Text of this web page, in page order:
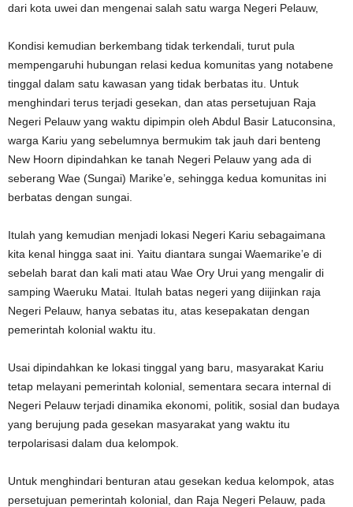
dari kota uwei dan mengenai salah satu warga Negeri Pelauw,
Kondisi kemudian berkembang tidak terkendali, turut pula
mempengaruhi hubungan relasi kedua komunitas yang notabene
tinggal dalam satu kawasan yang tidak berbatas itu. Untuk
menghindari terus terjadi gesekan, dan atas persetujuan Raja
Negeri Pelauw yang waktu dipimpin oleh Abdul Basir Latuconsina,
warga Kariu yang sebelumnya bermukim tak jauh dari benteng
New Hoorn dipindahkan ke tanah Negeri Pelauw yang ada di
seberang Wae (Sungai) Marike’e, sehingga kedua komunitas ini
berbatas dengan sungai.
Itulah yang kemudian menjadi lokasi Negeri Kariu sebagaimana
kita kenal hingga saat ini. Yaitu diantara sungai Waemarike’e di
sebelah barat dan kali mati atau Wae Ory Urui yang mengalir di
samping Waeruku Matai. Itulah batas negeri yang diijinkan raja
Negeri Pelauw, hanya sebatas itu, atas kesepakatan dengan
pemerintah kolonial waktu itu.
Usai dipindahkan ke lokasi tinggal yang baru, masyarakat Kariu
tetap melayani pemerintah kolonial, sementara secara internal di
Negeri Pelauw terjadi dinamika ekonomi, politik, sosial dan budaya
yang berujung pada gesekan masyarakat yang waktu itu
terpolarisasi dalam dua kelompok.
Untuk menghindari benturan atau gesekan kedua kelompok, atas
persetujuan pemerintah kolonial, dan Raja Negeri Pelauw, pada